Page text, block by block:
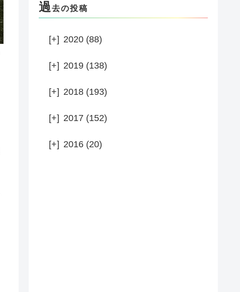
過 去の投稿
[+] 2020 (88)
[+] 2019 (138)
[+] 2018 (193)
[+] 2017 (152)
[+] 2016 (20)